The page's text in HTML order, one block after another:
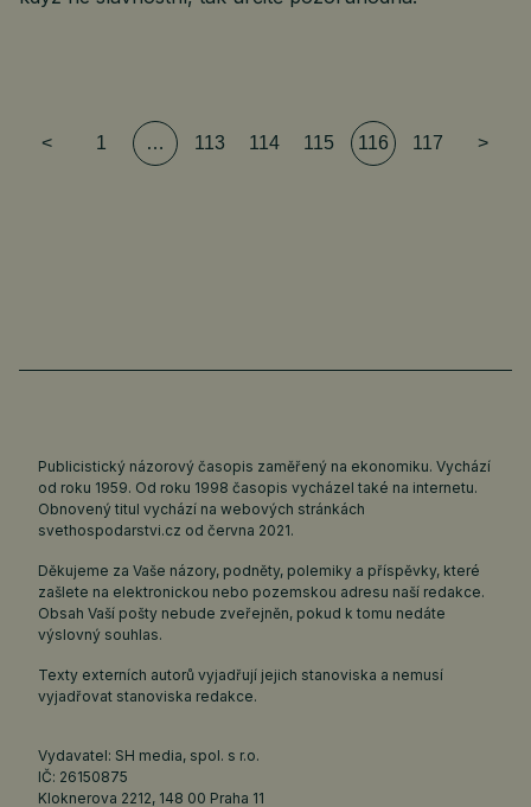
< 1 … 113 114 115 116 117 >
Publicistický názorový časopis zaměřený na ekonomiku. Vychází
od roku 1959. Od roku 1998 časopis vycházel také na internetu.
Obnovený titul vychází na webových stránkách
svethospodarstvi.cz od června 2021.
Děkujeme za Vaše názory, podněty, polemiky a příspěvky, které
zašlete na elektronickou nebo pozemskou adresu naší redakce.
Obsah Vaší pošty nebude zveřejněn, pokud k tomu nedáte
výslovný souhlas.
Texty externích autorů vyjadřují jejich stanoviska a nemusí
vyjadřovat stanoviska redakce.
Vydavatel: SH media, spol. s r.o.
IČ: 26150875
Kloknerova 2212, 148 00 Praha 11